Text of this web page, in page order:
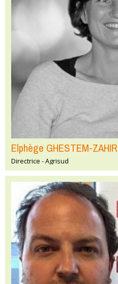
Elphège GHESTEM-ZAHIR
Directrice - Agrisud